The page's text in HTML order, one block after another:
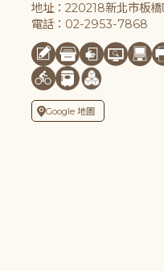
地址：220218新北市板
電話：02-2953-7868
Google 地圖